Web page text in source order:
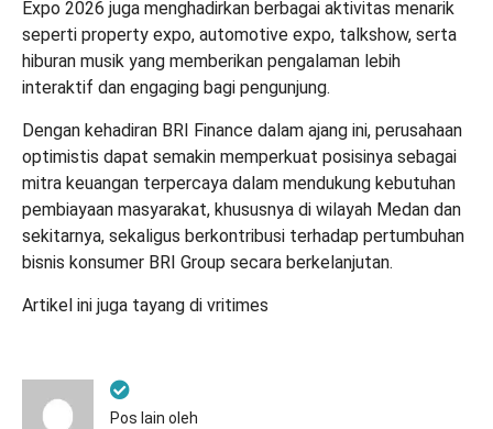
Expo 2026 juga menghadirkan berbagai aktivitas menarik
seperti property expo, automotive expo, talkshow, serta
hiburan musik yang memberikan pengalaman lebih
interaktif dan engaging bagi pengunjung.
Dengan kehadiran BRI Finance dalam ajang ini, perusahaan
optimistis dapat semakin memperkuat posisinya sebagai
mitra keuangan terpercaya dalam mendukung kebutuhan
pembiayaan masyarakat, khususnya di wilayah Medan dan
sekitarnya, sekaligus berkontribusi terhadap pertumbuhan
bisnis konsumer BRI Group secara berkelanjutan.
Artikel ini juga tayang di vritimes
Pos lain oleh